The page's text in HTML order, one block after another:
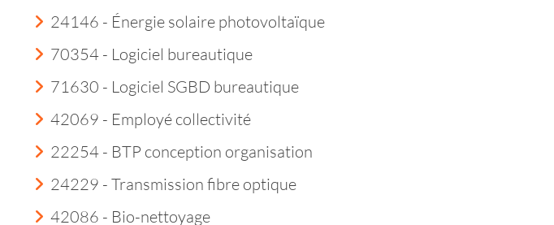
24146 - Énergie solaire photovoltaïque
70354 - Logiciel bureautique
71630 - Logiciel SGBD bureautique
42069 - Employé collectivité
22254 - BTP conception organisation
24229 - Transmission fibre optique
42086 - Bio-nettoyage